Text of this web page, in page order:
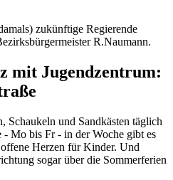
zukünftige Regierende
R.Naumann.
mit Jugendzentrum:
Schaukeln und Sandkästen täglich
Mo bis Fr - in der Woche gibt es
Herzen für Kinder. Und
sogar über die Sommerferien